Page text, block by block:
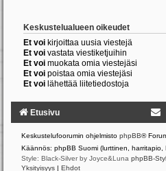
Keskustelualueen oikeudet
Et voi kirjoittaa uusia viestejä
Et voi vastata viestiketjuihin
Et voi muokata omia viestejäsi
Et voi poistaa omia viestejäsi
Et voi lähettää liitetiedostoja
Etusivu
Keskustelufoorumin ohjelmisto phpBB®
Käännös: phpBB Suomi (lurttinen, harritapio,
Style: Black-Silver by Joyce&Luna phpBB-
Yksityisyys | Ehdot